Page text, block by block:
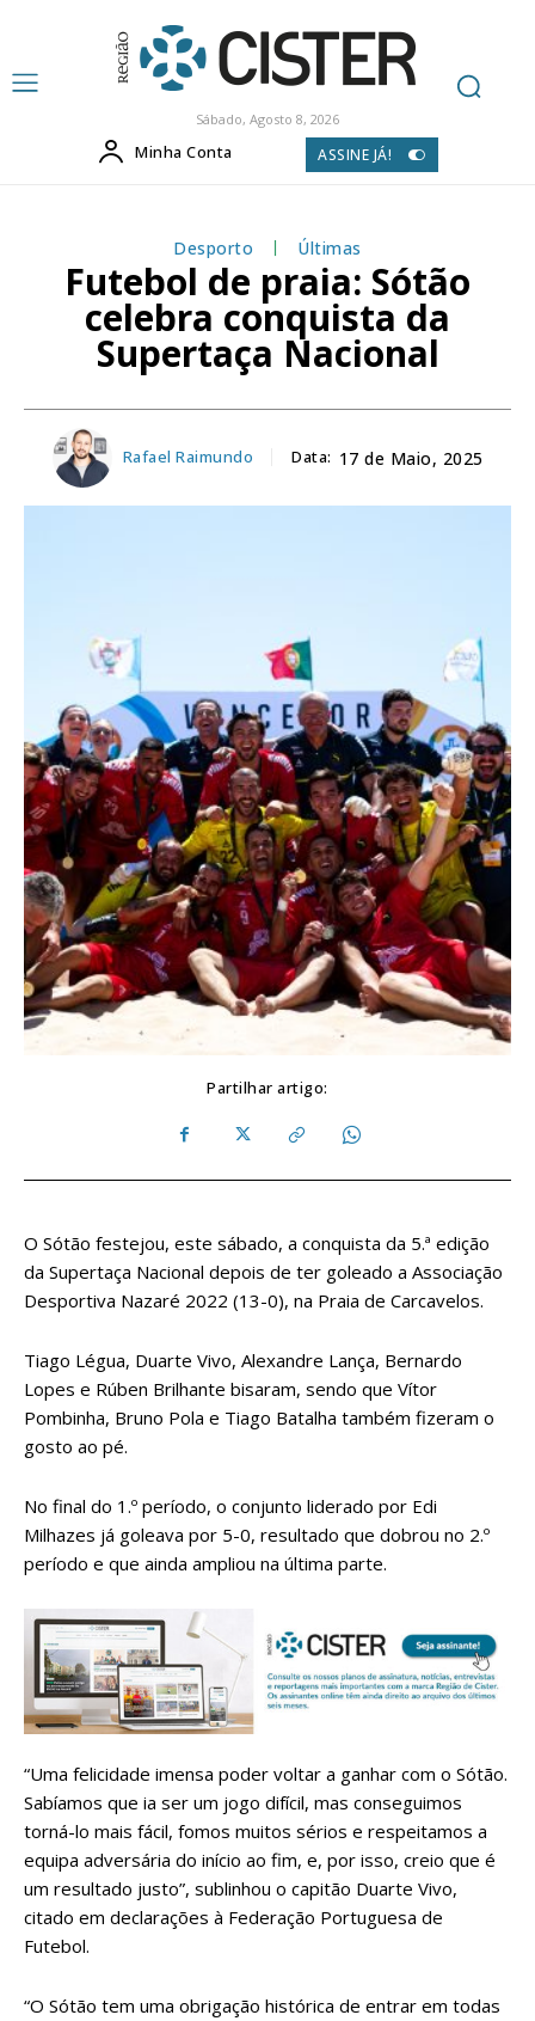
Sábado, Agosto 8, 2026
Minha Conta ASSINE JÁ!
Desporto Últimas
Futebol de praia: Sótão
celebra conquista da
Supertaça Nacional
Rafael Raimundo Data: 17 de Maio, 2025
Partilhar artigo:
O Sótão festejou, este sábado, a conquista da 5.ª edição
da Supertaça Nacional depois de ter goleado a Associação
Desportiva Nazaré 2022 (13-0), na Praia de Carcavelos.
Tiago Légua, Duarte Vivo, Alexandre Lança, Bernardo
Lopes e Rúben Brilhante bisaram, sendo que Vítor
Pombinha, Bruno Pola e Tiago Batalha também fizeram o
gosto ao pé.
No final do 1.º período, o conjunto liderado por Edi
Milhazes já goleava por 5-0, resultado que dobrou no 2.º
período e que ainda ampliou na última parte.
“Uma felicidade imensa poder voltar a ganhar com o Sótão.
Sabíamos que ia ser um jogo difícil, mas conseguimos
torná-lo mais fácil, fomos muitos sérios e respeitamos a
equipa adversária do início ao fim, e, por isso, creio que é
um resultado justo”, sublinhou o capitão Duarte Vivo,
citado em declarações à Federação Portuguesa de
Futebol.
“O Sótão tem uma obrigação histórica de entrar em todas